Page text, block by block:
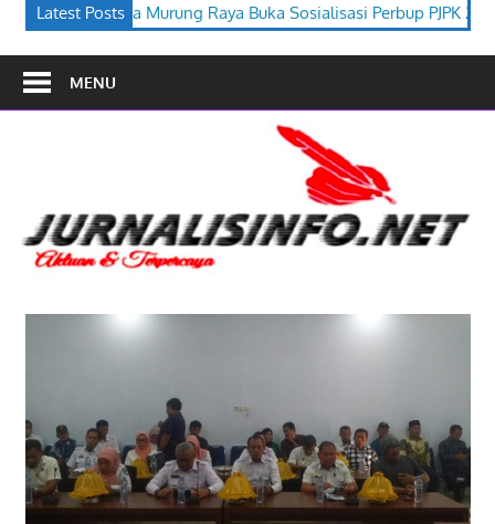
Latest Posts
Buka Sosialisasi Perbup PJPK 2026–2030 Festival Budaya
MENU